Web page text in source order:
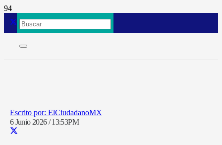
ElCiudadanoMX
6 Junio 2026 / 13:53PM